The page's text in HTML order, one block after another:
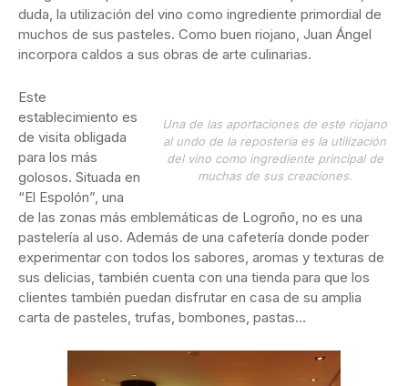
duda, la utilización del vino como ingrediente primordial de
muchos de sus pasteles. Como buen riojano, Juan Ángel
incorpora caldos a sus obras de arte culinarias.
Una de las aportaciones de este riojano
al undo de la repostería es la utilización
del vino como ingrediente principal de
muchas de sus creaciones.
Este
establecimiento es
de visita obligada
para los más
golosos. Situada en
“El Espolón”, una
de las zonas más emblemáticas de Logroño, no es una
pastelería al uso. Además de una cafetería donde poder
experimentar con todos los sabores, aromas y texturas de
sus delicias, también cuenta con una tienda para que los
clientes también puedan disfrutar en casa de su amplia
carta de pasteles, trufas, bombones, pastas…